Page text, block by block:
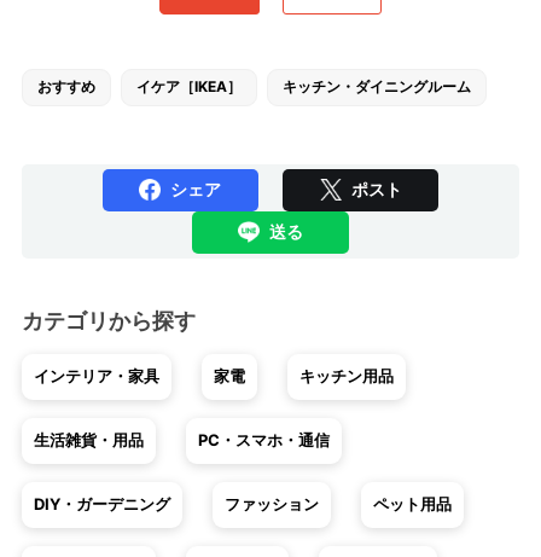
おすすめ イケア［IKEA］ キッチン・ダイニングルーム
シェア ポスト
送る
カテゴリから探す
インテリア・家具 家電 キッチン用品
生活雑貨・用品 PC・スマホ・通信
DIY・ガーデニング ファッション ペット用品